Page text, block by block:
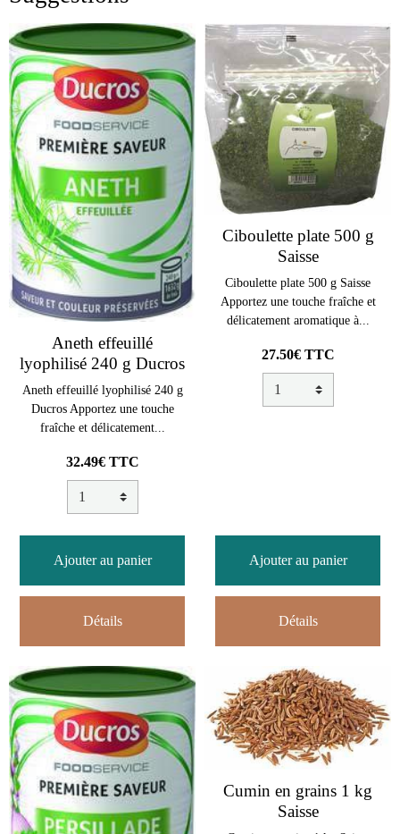
Aneth effeuillé
lyophilisé 240 g Ducros
Aneth effeuillé lyophilisé 240 g
Ducros Apportez une touche
fraîche et délicatement...
32.49€ TTC
Ajouter au panier
Détails
Ciboulette plate 500 g
Saisse
Ciboulette plate 500 g Saisse
Apportez une touche fraîche et
délicatement aromatique à...
27.50€ TTC
Ajouter au panier
Détails
Cumin en grains 1 kg
Saisse